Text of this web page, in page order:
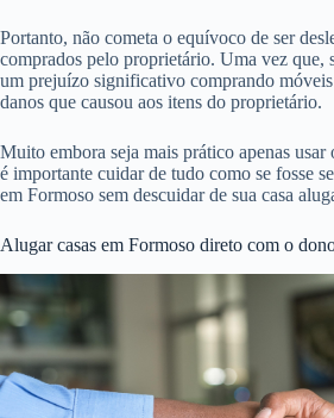
Portanto, não cometa o equívoco de ser
comprados pelo proprietário. Uma vez que,
um prejuízo significativo comprando
danos que causou aos itens do proprietário.
Muito embora seja mais prático apenas usar
é importante cuidar de tudo como se fosse
em Formoso sem descuidar de sua casa
Alugar casas em Formoso direto com o